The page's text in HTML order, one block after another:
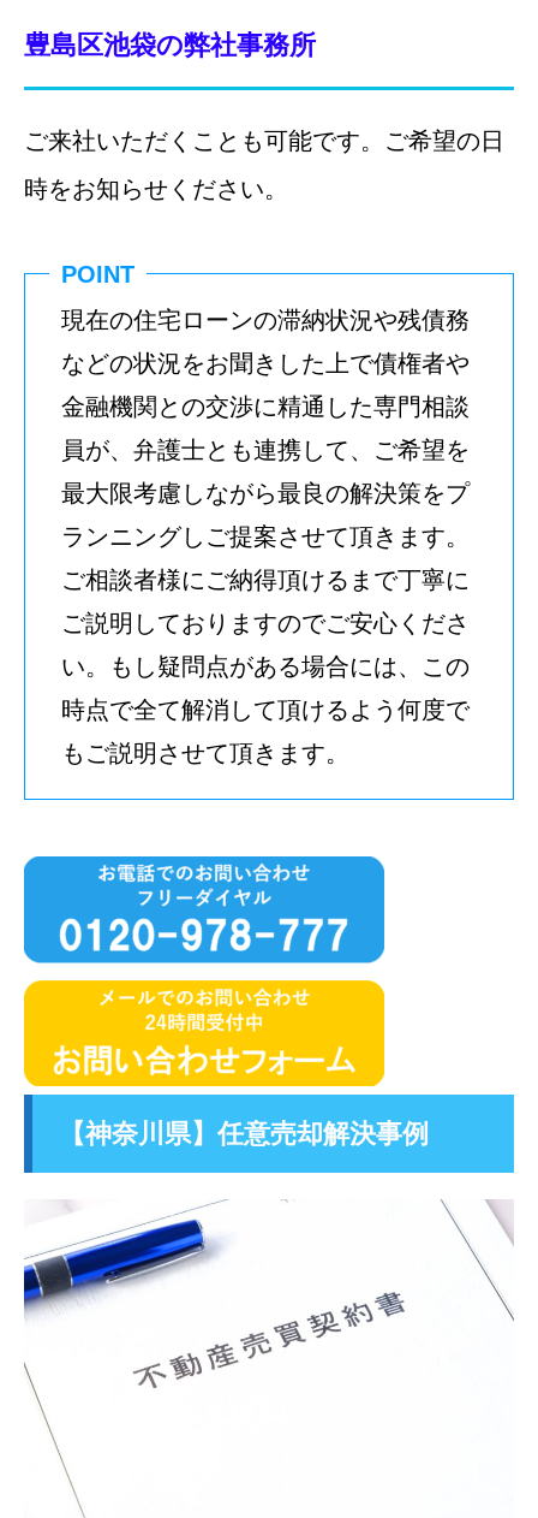
豊島区池袋の弊社事務所
ご来社いただくことも可能です。ご希望の日
時をお知らせください。
POINT
現在の住宅ローンの滞納状況や残債務
などの状況をお聞きした上で債権者や
金融機関との交渉に精通した専門相談
員が、弁護士とも連携して、ご希望を
最大限考慮しながら最良の解決策をプ
ランニングしご提案させて頂きます。
ご相談者様にご納得頂けるまで丁寧に
ご説明しておりますのでご安心くださ
い。もし疑問点がある場合には、この
時点で全て解消して頂けるよう何度で
もご説明させて頂きます。
【神奈川県】任意売却解決事例